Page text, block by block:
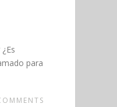
para